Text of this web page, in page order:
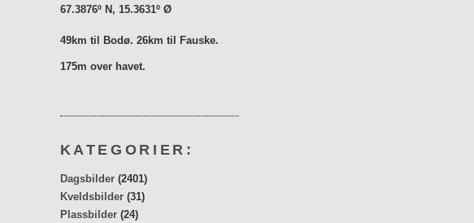
67.3876º N, 15.3631º Ø
49km til Bodø. 26km til Fauske.
175m over havet.
KATEGORIER:
Dagsbilder (2401)
Kveldsbilder (31)
Plassbilder (24)